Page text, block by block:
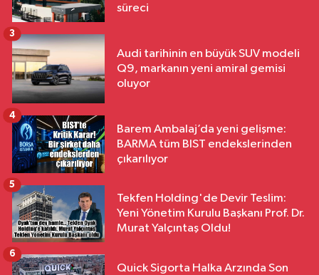
süreci
Audi tarihinin en büyük SUV modeli
Q9, markanın yeni amiral gemisi
oluyor
3
Barem Ambalaj’da yeni gelişme:
BARMA tüm BIST endekslerinden
çıkarılıyor
4
Tekfen Holding'de Devir Teslim:
Yeni Yönetim Kurulu Başkanı Prof. Dr.
Murat Yalçıntaş Oldu!
5
Quick Sigorta Halka Arzında Son
6